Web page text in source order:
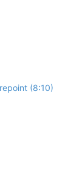
(8:10)